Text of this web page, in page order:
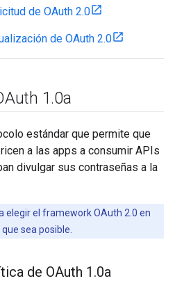
de OAuth 2.0
de OAuth 2.0
1.0a
estándar que permite que
a las apps a consumir APIs
divulgar sus contraseñas a la
elegir el framework OAuth 2.0 en
sea posible.
de OAuth 1 .0a